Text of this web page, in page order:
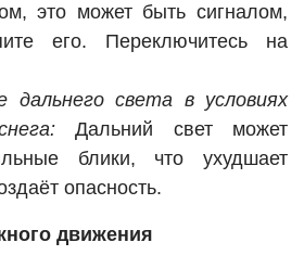
это может быть сигналом,
его. Переключитесь на
дальнего света в условиях
Дальний свет может
блики, что ухудшает
опасность.
движения